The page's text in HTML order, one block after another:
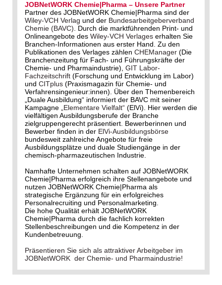
JOBNetWORK Chemie|Pharma – Unsere Partner
Partner des JOBNetWORK Chemie|Pharma sind der
Wiley-VCH Verlag und der Bundesarbeitgeberverband
Chemie (BAVC). Durch die marktführenden Print- und
Onlineangebote des Wiley-VCH Verlages erhalten Sie
Branchen-Informationen aus erster Hand. Zu den
Publikationen des Verlages zählen CHEManager (Die
Branchenzeitung für Fach- und Führungskräfte der
Chemie- und Pharmaindustrie), GIT Labor-
Fachzeitschrift (Forschung und Entwicklung im Labor)
und CITplus (Praxismagazin für Chemie- und
Verfahrensingenieur:innen). Über den Themenbereich
„Duale Ausbildung“ informiert der BAVC mit seiner
Kampagne „Elementare Vielfalt“ (ElVi). Hier werden die
vielfältigen Ausbildungsberufe der Branche
zielgruppengerecht präsentiert. Bewerberinnen und
Bewerber finden in der ElVi-Ausbildungsbörse
bundesweit zahlreiche Angebote für freie
Ausbildungsplätze und duale Studiengänge in der
chemisch-pharmazeutischen Industrie.
Namhafte Unternehmen schalten auf JOBNetWORK
Chemie|Pharma erfolgreich ihre Stellenangebote und
nutzen JOBNetWORK Chemie|Pharma als
strategische Ergänzung für ein erfolgreiches
Personalrecruiting und Personalmarketing.
Die hohe Qualität erhält JOBNetWORK
Chemie|Pharma durch die fachlich korrekten
Stellenbeschreibungen und die Kompetenz in der
Kundenbetreuung.
Präsentieren Sie sich als attraktiver Arbeitgeber im
JOBNetWORK der Chemie- und Pharmaindustrie!